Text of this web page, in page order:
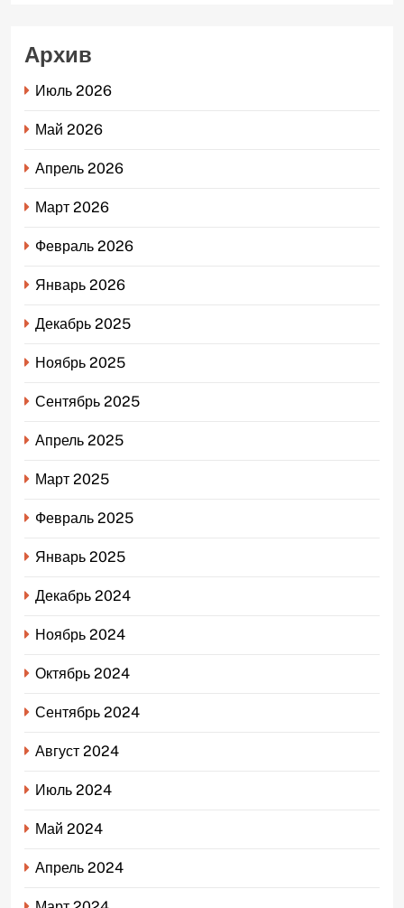
Архив
Июль 2026
Май 2026
Апрель 2026
Март 2026
Февраль 2026
Январь 2026
Декабрь 2025
Ноябрь 2025
Сентябрь 2025
Апрель 2025
Март 2025
Февраль 2025
Январь 2025
Декабрь 2024
Ноябрь 2024
Октябрь 2024
Сентябрь 2024
Август 2024
Июль 2024
Май 2024
Апрель 2024